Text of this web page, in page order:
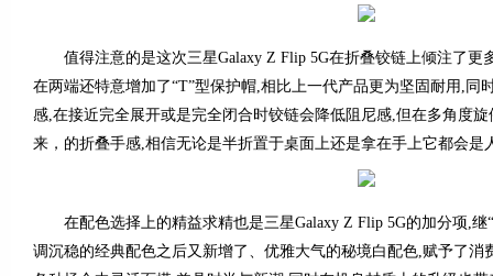
值得注意的是这次三星Galaxy Z Flip 5G在折叠铰链上倾注了更
在两端还特意增加了“T”型保护帽,相比上一代产品更为坚固耐用,同
感,在接近完全展开或是完全闭合时铰链会降低阻尼感,但在多角度
来，的折叠手感,相信无论是半折置于桌面上还是拿在手上它都会是
在配色选择上的精益求精也是三星Galaxy Z Flip 5G的加分项,继“
调沉稳的经典配色之后又新增了、优雅大气的秘境白配色,赋予了消